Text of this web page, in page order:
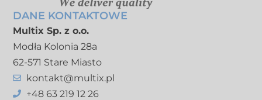
DANE KONTAKTOWE
Multix Sp. z o.o.
Modła Kolonia 28a
62-571 Stare Miasto
kontakt@multix.pl
+48 63 219 12 26